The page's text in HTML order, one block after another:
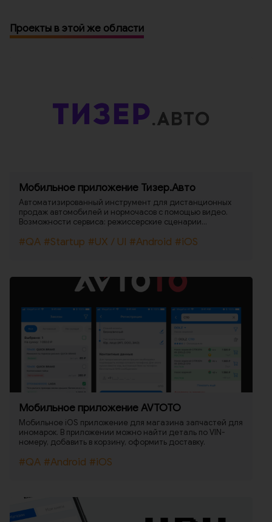
Проекты в этой же области
Мобильное приложение Тизер.Авто
Автоматизированный инструмент для дистанционных
продаж автомобилей и нормочасов с помощью видео.
Возможности сервиса: режиссерские сценарии
платформу и в любую соц. сеть дилера, интеграция
фидов с классифай
#QA #Startup #UX / UI #Android #iOS
Мобильное приложение AVTOTO
Мобильное iOS приложение для магазина запчастей для
иномарок. В приложении можно найти деталь по VIN-
номеру, добавить в корзину, оформить доставку.
#QA #Android #iOS